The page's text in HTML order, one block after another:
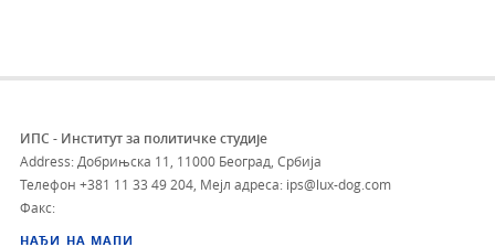
ИПС - Институт за политичке студије
Address: Добрињска 11, 11000 Београд, Србија
Телефон +381 11 33 49 204 Мејл адреса: ips@lux-dog.com
Факс:
НАЂИ НА МАПИ